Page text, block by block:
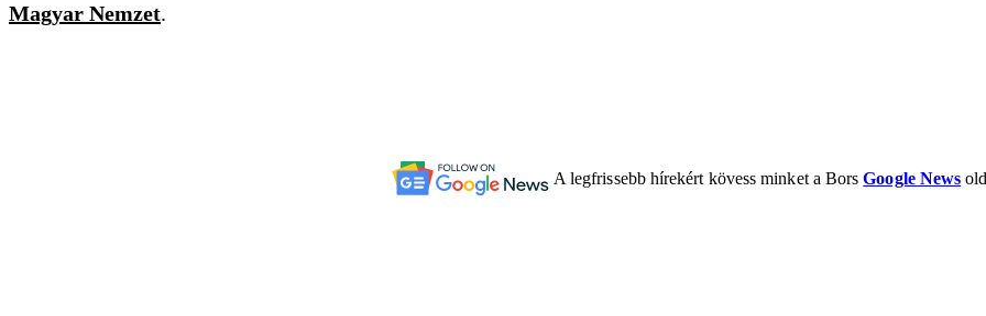
Magyar Nemzet.
A legfrissebb hírekért kövess minket a BorsGoogle News